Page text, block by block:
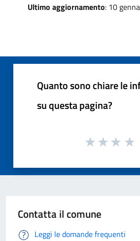
Ultimo aggiornamento: 10
Quanto sono chiare le
su questa pagina?
Contatta il comune
Leggi le domande frequenti